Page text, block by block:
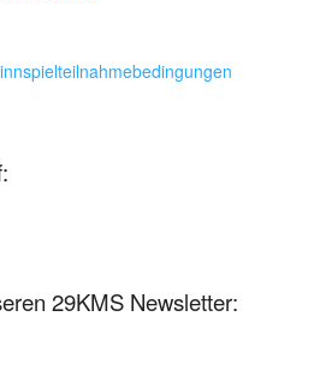
29KMS Newsletter: